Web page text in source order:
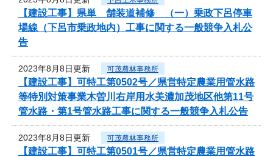
【建設工事】県単 舗装道補修 （一）乗政下呂停車
場線（下呂市乗政地内）工事に関する一般競争入札公
告
2023年8月8日更新 可茂農林事務所
【建設工事】可特工第0502号／県営特定農業用管水路
等特別対策事業木曽川右岸用水美濃加茂地区他第11号
管水路・第1号管水路工事に関する一般競争入札公告
2023年8月8日更新 可茂農林事務所
【建設工事】可特工第0501号／県営特定農業用管水路